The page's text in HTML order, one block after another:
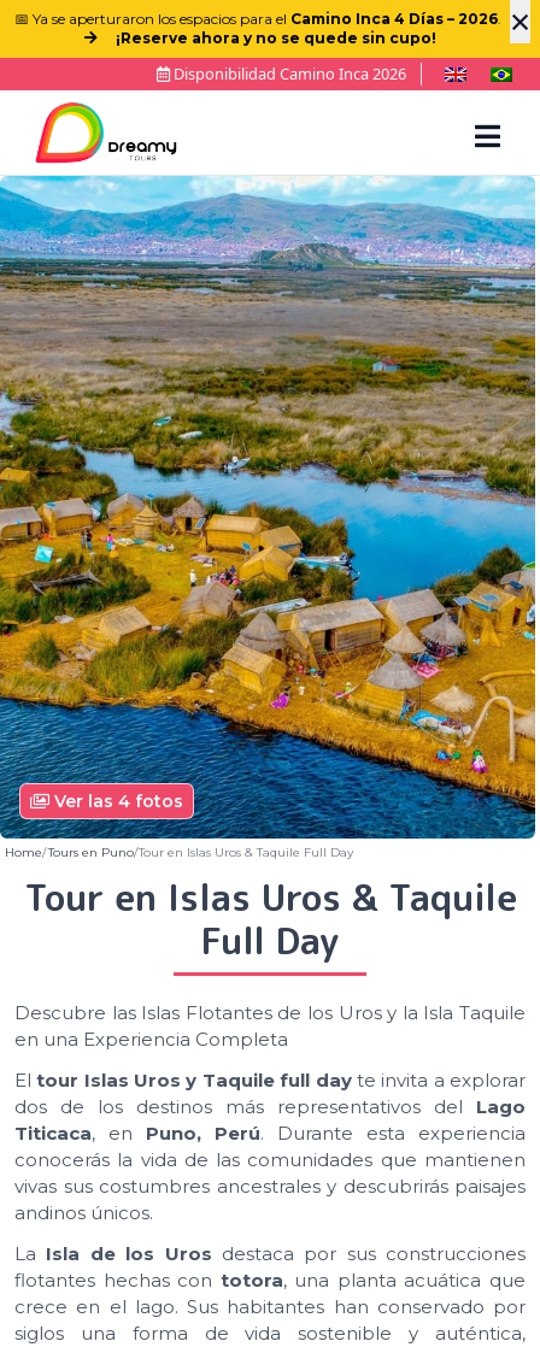
×
📅 Ya se aperturaron los espacios para el Camino Inca 4 Días – 2026.
¡Reserve ahora y no se quede sin cupo!
Disponibilidad Camino Inca 2026
Ver las 4 fotos
Home Tours en Puno Tour en Islas Uros & Taquile Full Day
Tour en Islas Uros & Taquile
Full Day
Descubre las Islas Flotantes de los Uros y la Isla Taquile
en una Experiencia Completa
Eltour Islas Uros y Taquile full dayte invita a explorar
dos de los destinos más representativos del Lago
Titicaca, en Puno, Perú. Durante esta experiencia
conocerás la vida de las comunidades que mantienen
vivas sus costumbres ancestrales y descubrirás paisajes
andinos únicos.
La Isla de los Uros destaca por sus construcciones
flotantes hechas con totora, una planta acuática que
crece en el lago. Sus habitantes han conservado por
siglos una forma de vida sostenible y auténtica,